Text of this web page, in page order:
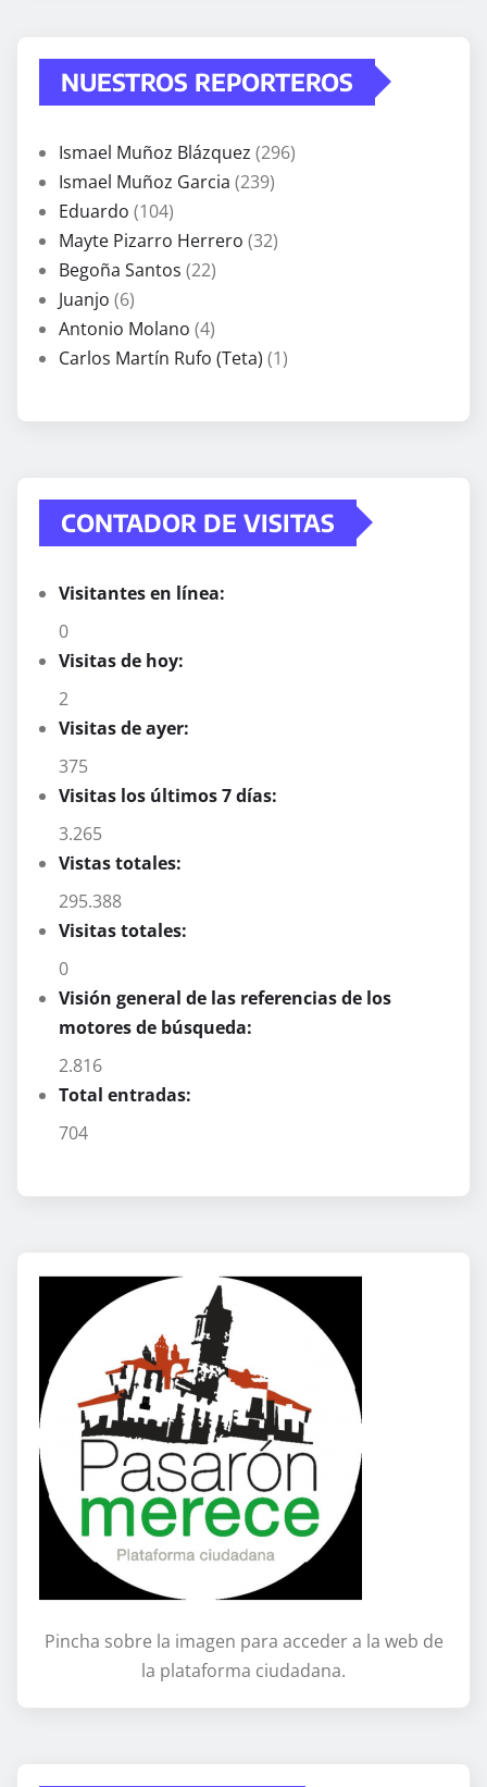
NUESTROS REPORTEROS
Ismael Muñoz Blázquez (296)
Ismael Muñoz Garcia (239)
Eduardo (104)
Mayte Pizarro Herrero (32)
Begoña Santos (22)
Juanjo (6)
Antonio Molano (4)
Carlos Martín Rufo (Teta) (1)
CONTADOR DE VISITAS
Visitantes en línea:
0
Visitas de hoy:
2
Visitas de ayer:
375
Visitas los últimos 7 días:
3.265
Vistas totales:
295.388
Visitas totales:
0
Visión general de las referencias de los
motores de búsqueda:
2.816
Total entradas:
704
Pincha sobre la imagen para acceder a la web de
la plataforma ciudadana.